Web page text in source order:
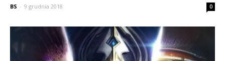
BS - 9 grudnia 2018 0